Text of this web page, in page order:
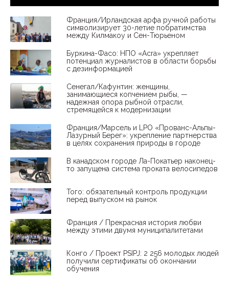
Франция/Ирландская арфа ручной работы
символизирует 30-летие побратимства
между Килмакоу и Сен-Тюрьеном
Буркина-Фасо: НПО «Acra» укрепляет
потенциал журналистов в области борьбы
с дезинформацией
Сенегал/Кафунтин: женщины,
занимающиеся копчением рыбы, —
надежная опора рыбной отрасли,
стремящейся к модернизации
Франция/Марсель и LPO «Прованс-Альпы-
Лазурный Берег»: укрепление партнерства
в целях сохранения природы в городе
В канадском городе Ла-Покатьер наконец-
то запущена система проката велосипедов
Того: обязательный контроль продукции
перед выпуском на рынок
Франция / Прекрасная история любви
между этими двумя муниципалитетами
Конго / Проект PSIPJ: 2 256 молодых людей
получили сертификаты об окончании
обучения